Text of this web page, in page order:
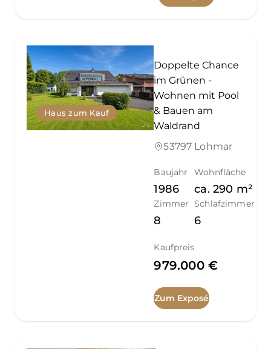
Haus zum Kauf
Doppelte Chance
im Grünen -
Wohnen mit Pool
& Bauen am
Waldrand
53797 Lohmar
Baujahr
1986
Wohnfläche
ca. 290 m²
Zimmer
8
Schlafzimmer
6
Kaufpreis
979.000 €
Zum Exposé